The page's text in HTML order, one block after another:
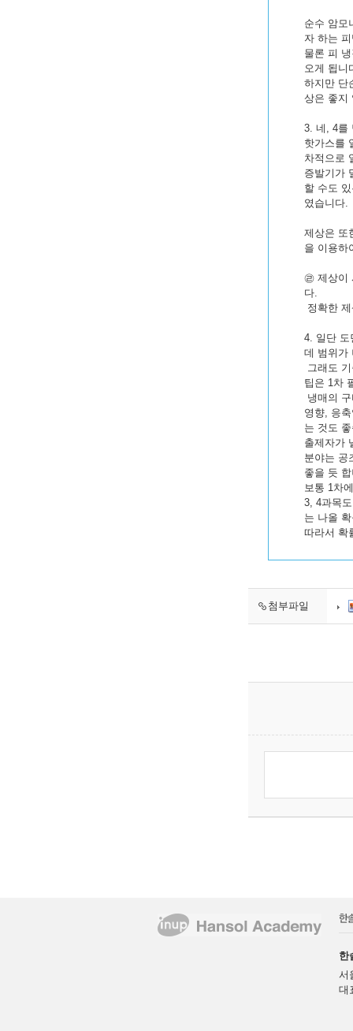
순수 암모
자 하는
물론 피
오게 됩니
하지만 단
상은 좋지
3. 네, 4를
핫가스를
차적으로
증발기가
할 수도
였습니다.
제상은 또
을 이용하
㉣ 제상이
다.
정확한
4. 일단 도
데 범위가
그래도
팁은 1차
냉매의
영향, 응
는 것도
출제자가
분야는 공
좋을 듯
보통 1차
3, 4과목
는 나올
따라서 확
첨부파일
한
서
대